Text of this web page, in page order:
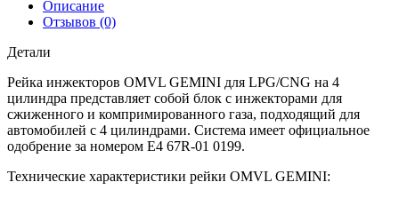
Описание
Отзывов (0)
Детали
Рейка инжекторов OMVL GEMINI для LPG/CNG на 4
цилиндра представляет собой блок с инжекторами для
сжиженного и компримированного газа, подходящий для
автомобилей с 4 цилиндрами. Система имеет официальное
одобрение за номером E4 67R-01 0199.
Технические характеристики рейки OMVL GEMINI: